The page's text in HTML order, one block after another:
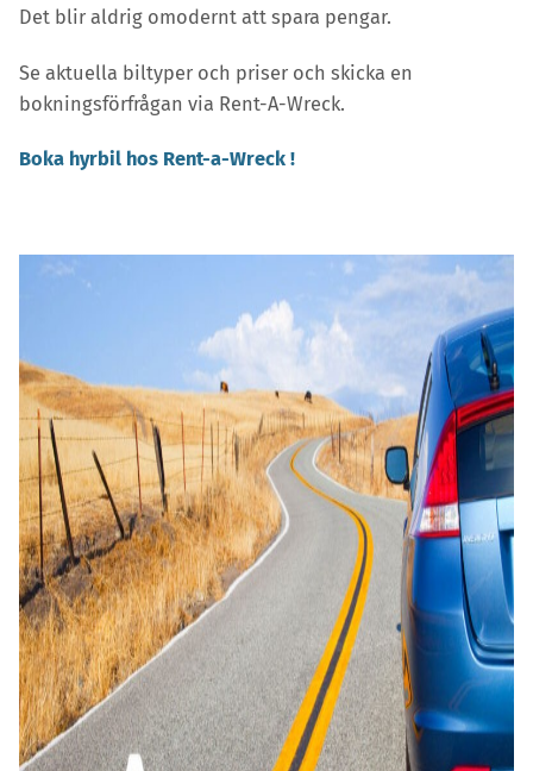
Det blir aldrig omodernt att spara pengar.
Se aktuella biltyper och priser och skicka en
bokningsförfrågan via Rent-A-Wreck.
Boka hyrbil hos Rent-a-Wreck !